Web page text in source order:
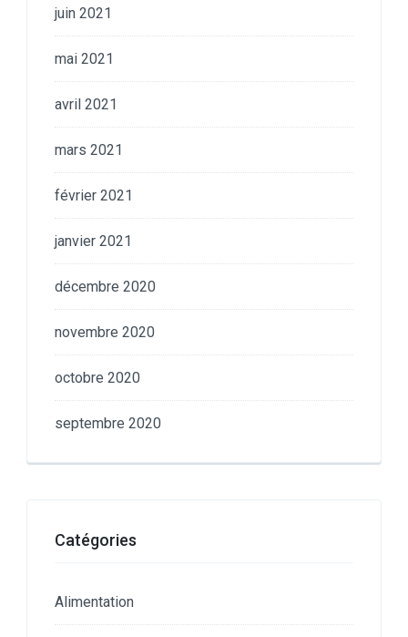
juin 2021
mai 2021
avril 2021
mars 2021
février 2021
janvier 2021
décembre 2020
novembre 2020
octobre 2020
septembre 2020
Catégories
Alimentation